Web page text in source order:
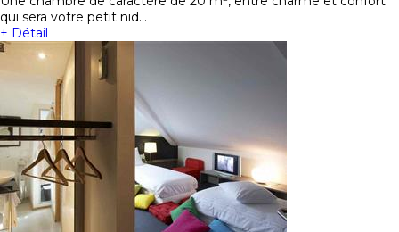
qui sera votre petit nid…
+ Détail